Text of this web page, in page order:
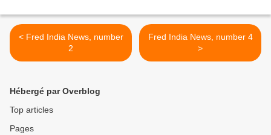
< Fred India News, number
2
Fred India News, number 4
>
Hébergé par Overblog
Top articles
Pages